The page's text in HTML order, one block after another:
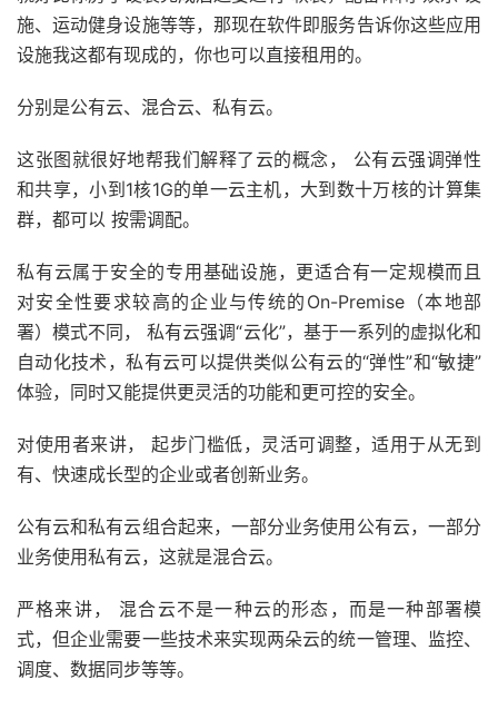
施、运动健身设施等等，那现在软件即服务告诉你这些应用
设施我这都有现成的，你也可以直接租用的。
分别是公有云、混合云、私有云。
这张图就很好地帮我们解释了云的概念， 公有云强调弹性
和共享，小到1核1G的单一云主机，大到数十万核的计算集
群，都可以 按需调配。
私有云属于安全的专用基础设施，更适合有一定规模而且
对安全性要求较高的企业与传统的On-Premise（本地部
署）模式不同， 私有云强调“云化”，基于一系列的虚拟化和
自动化技术，私有云可以提供类似公有云的“弹性”和“敏捷”
体验，同时又能提供更灵活的功能和更可控的安全。
对使用者来讲， 起步门槛低，灵活可调整，适用于从无到
有、快速成长型的企业或者创新业务。
公有云和私有云组合起来，一部分业务使用公有云，一部分
业务使用私有云，这就是混合云。
严格来讲， 混合云不是一种云的形态，而是一种部署模
式，但企业需要一些技术来实现两朵云的统一管理、监控、
调度、数据同步等等。